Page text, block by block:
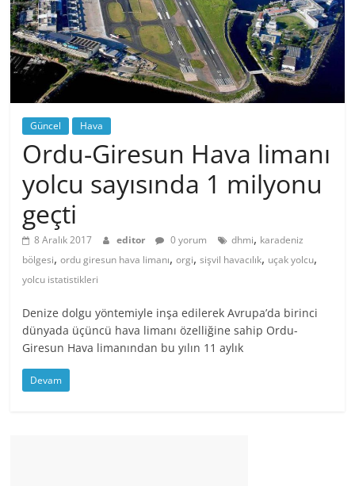
Güncel Hava
Ordu-Giresun Hava limanı
yolcu sayısında 1 milyonu
geçti
8 Aralık 2017 editor 0 yorum dhmi, karadeniz
bölgesi,ordu giresun hava limanı,orgi,sişvil havacılık, uçak yolcu,
yolcu istatistikleri
Denize dolgu yöntemiyle inşa edilerek Avrupa’da birinci
dünyada üçüncü hava limanı özelliğine sahip Ordu-
Giresun Hava limanından bu yılın 11 aylık
Devam